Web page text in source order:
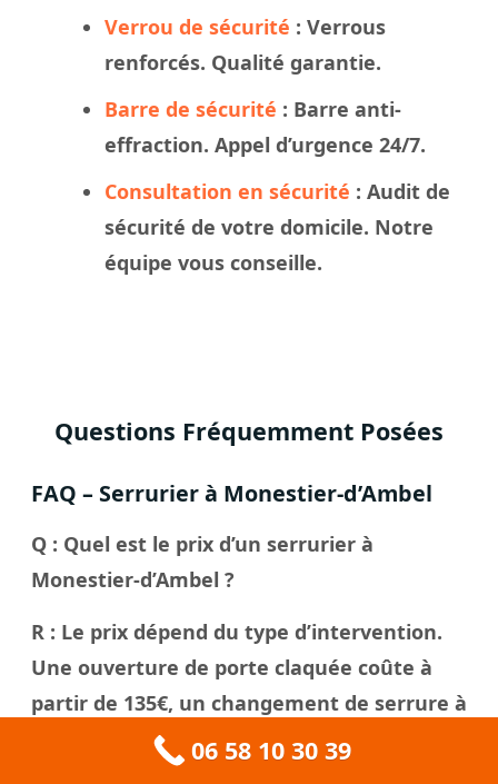
Verrou de sécurité : Verrous
renforcés. Qualité garantie.
Barre de sécurité : Barre anti-
effraction. Appel d’urgence 24/7.
Consultation en sécurité : Audit de
sécurité de votre domicile. Notre
équipe vous conseille.
Questions Fréquemment Posées
FAQ – Serrurier à Monestier-d’Ambel
Q : Quel est le prix d’un serrurier à
Monestier-d’Ambel ?
R : Le prix dépend du type d’intervention.
Une ouverture de porte claquée coûte à
partir de 135€, un changement de serrure à
partir de 150€. Nous fournissons toujours
un devis gratuit avant d’intervenir.
06 58 10 30 39